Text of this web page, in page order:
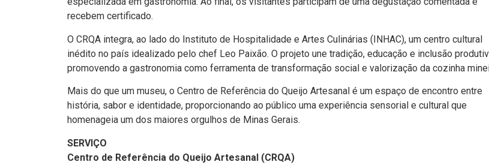
recebem certificado.
O CRQA integra, ao lado do Instituto de Hospitalidade e Artes Culinárias (INHAC), um centro cultural
inédito no país idealizado pelo chef Leo Paixão. O projeto une tradição, educação e inclusão
promovendo a gastronomia como ferramenta de transformação social e valorização da cozinha
Mais do que um museu, o Centro de Referência do Queijo Artesanal é um espaço de encontro entre
história, sabor e identidade, proporcionando ao público uma experiência sensorial e cultural que
homenageia um dos maiores orgulhos de Minas Gerais.
SERVIÇO
Centro de Referência do Queijo Artesanal (CRQA)